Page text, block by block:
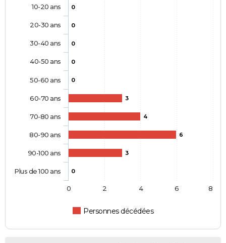
0
0
0
0
0
3
4
6
3
0
Personnes décédées
10-20 ans
20-30 ans
30-40 ans
40-50 ans
50-60 ans
60-70 ans
70-80 ans
80-90 ans
90-100 ans
Plus de 100 ans
0 2 4 6 8